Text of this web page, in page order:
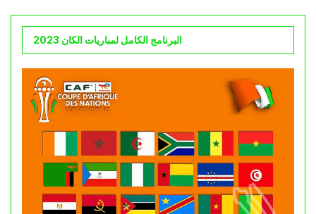
البرنامج الكامل لمباريات الكان 2023